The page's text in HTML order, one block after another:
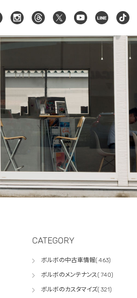
会社概要
HEICO SPORTIV お客様の声
カスタマイズ
注文販売
コクスン横浜
045-719-9357
カスタマイズの
お問い合わせ
板金塗装の
CATEGORY
ボルボの中古車情報( 463)
ボルボのメンテナンス( 740)
ボルボのカスタマイズ( 321)